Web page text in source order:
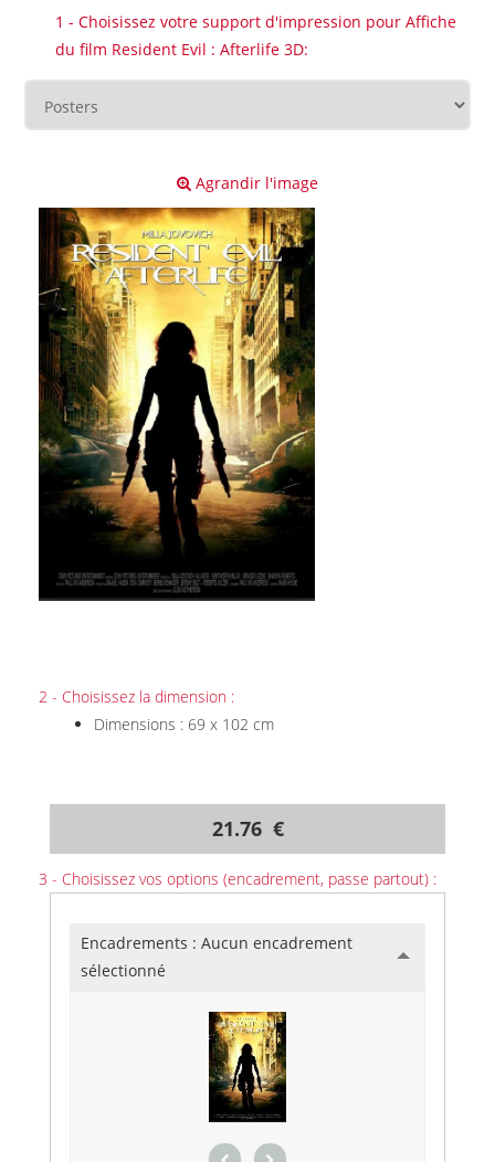
1 - Choisissez votre support d'impression pour Affiche
du film Resident Evil : Afterlife 3D:
Agrandir l'image
2 - Choisissez la dimension :
Dimensions : 69 x 102 cm
21.76 €
3 - Choisissez vos options (encadrement, passe partout) :
Encadrements : Aucun encadrement
sélectionné